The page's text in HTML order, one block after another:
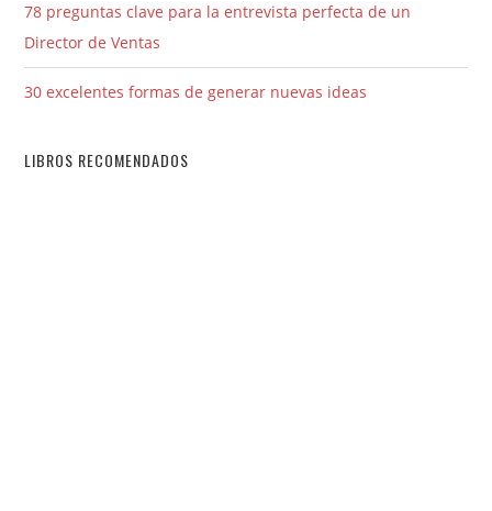
78 preguntas clave para la entrevista perfecta de un
Director de Ventas
30 excelentes formas de generar nuevas ideas
LIBROS RECOMENDADOS